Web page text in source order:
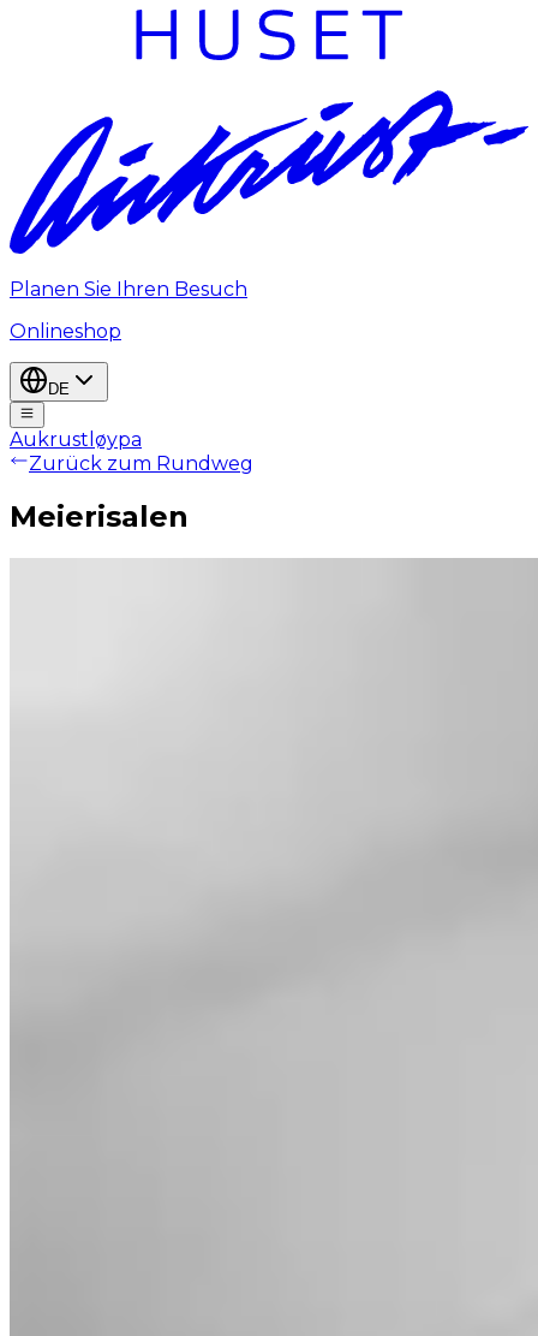
Planen Sie Ihren Besuch
Onlineshop
DE
Aukrustløypa
Zurück zum Rundweg
Meierisalen